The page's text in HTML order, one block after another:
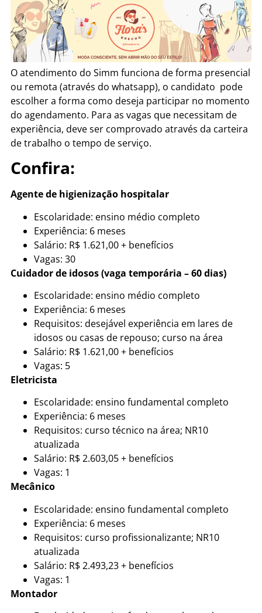
O atendimento do Simm funciona de forma presencial
ou remota (através do whatsapp), o candidato pode
escolher a forma como deseja participar no momento
do agendamento. Para as vagas que necessitam de
experiência, deve ser comprovado através da carteira
de trabalho o tempo de serviço.
Confira:
Agente de higienização hospitalar
Escolaridade: ensino médio completo
Experiência: 6 meses
Salário: R$ 1.621,00 + benefícios
Vagas: 30
Cuidador de idosos (vaga temporária – 60 dias)
Escolaridade: ensino médio completo
Experiência: 6 meses
Requisitos: desejável experiência em lares de
idosos ou casas de repouso; curso na área
Salário: R$ 1.621,00 + benefícios
Vagas: 5
Eletricista
Escolaridade: ensino fundamental completo
Experiência: 6 meses
Requisitos: curso técnico na área; NR10
atualizada
Salário: R$ 2.603,05 + benefícios
Vagas: 1
Mecânico
Escolaridade: ensino fundamental completo
Experiência: 6 meses
Requisitos: curso profissionalizante; NR10
atualizada
Salário: R$ 2.493,23 + benefícios
Vagas: 1
Montador